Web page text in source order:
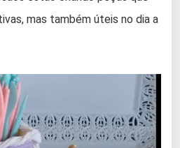
mas também úteis no dia a